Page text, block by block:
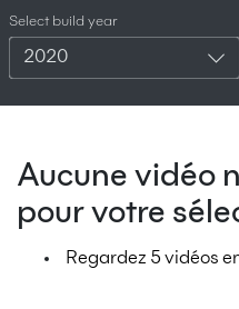
Select build year
2020
Aucune vidéo
pour votre
Regardez 5 vidéos